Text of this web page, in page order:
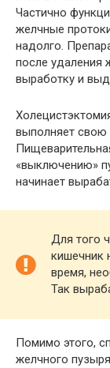
Частично
желчные
надолго.
после удаления
выработку и
выполняет свою
«выключению»
начинает
Для того
кишечник
время,
Так
Помимо этого,
желчного